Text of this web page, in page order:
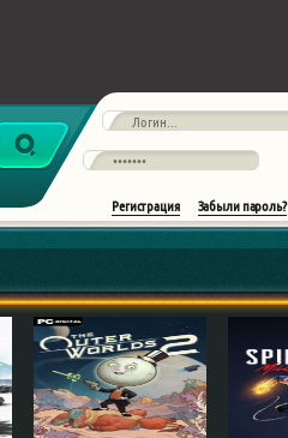
Регистрация Забыли пароль?